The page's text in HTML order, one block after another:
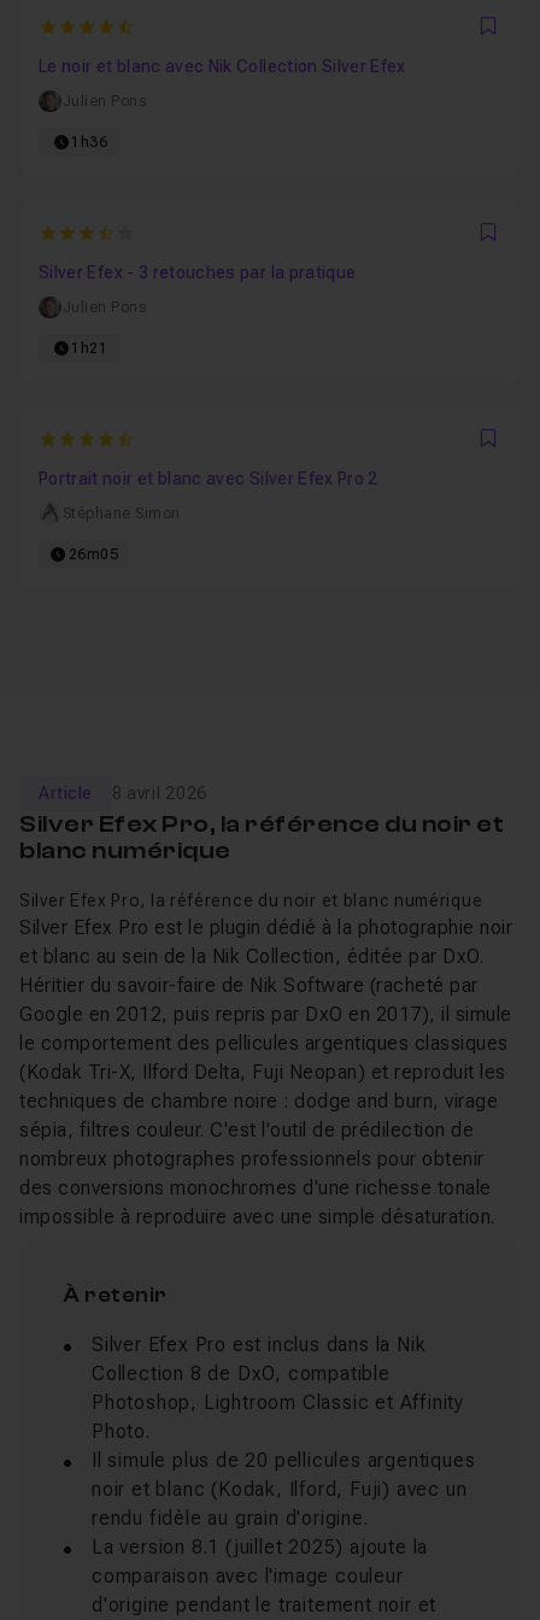
4.4375
Le noir et blanc avec Nik Collection Silver Efex
Julien Pons
1h36
3.6666666666667
Silver Efex - 3 retouches par la pratique
Julien Pons
1h21
4.2
Portrait noir et blanc avec Silver Efex Pro 2
Stéphane Simon
26m05
Article 8 avril 2026
Silver Efex Pro, la référence du noir et
blanc numérique
Silver Efex Pro, la référence du noir et blanc numérique
Silver Efex Pro est le plugin dédié à la photographie noir
et blanc au sein de la Nik Collection, éditée par DxO.
Héritier du savoir-faire de Nik Software (racheté par
Google en 2012, puis repris par DxO en 2017), il simule
le comportement des pellicules argentiques classiques
(Kodak Tri-X, Ilford Delta, Fuji Neopan) et reproduit les
techniques de chambre noire : dodge and burn, virage
sépia, filtres couleur. C'est l'outil de prédilection de
nombreux photographes professionnels pour obtenir
des conversions monochromes d'une richesse tonale
impossible à reproduire avec une simple désaturation.
À retenir
Silver Efex Pro est inclus dans la Nik
Collection 8 de DxO, compatible
Photoshop, Lightroom Classic et Affinity
Photo.
Il simule plus de 20 pellicules argentiques
noir et blanc (Kodak, Ilford, Fuji) avec un
rendu fidèle au grain d'origine.
La version 8.1 (juillet 2025) ajoute la
comparaison avec l'image couleur
d'origine pendant le traitement noir et